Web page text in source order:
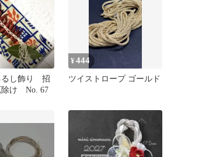
るし飾り 招
除け No. 67
¥444
ツイストロープ ゴールド